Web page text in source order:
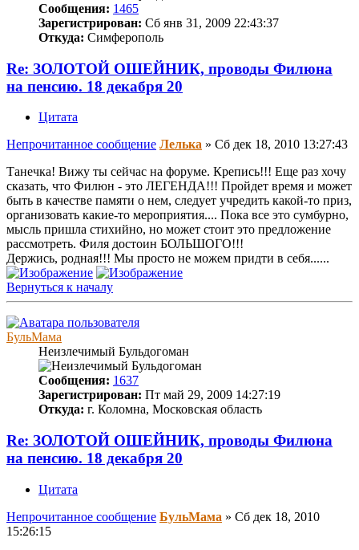
Сообщения: 1465
Зарегистрирован: Сб янв 31, 2009 22:43:37
Откуда: Симферополь
Re: ЗОЛОТОЙ ОШЕЙНИК, проводы Филюна
на пенсию. 18 декабря 20
Цитата
Непрочитанное сообщение Лелька » Сб дек 18, 2010 13:27:43
Танечка! Вижу ты сейчас на форуме. Крепись!!! Еще раз хочу
сказать, что Филюн - это ЛЕГЕНДА!!! Пройдет время и может
быть в качестве памяти о нем, следует учредить какой-то приз,
организовать какие-то мероприятия.... Пока все это сумбурно,
мысль пришла стихийно, но может стоит это предложение
рассмотреть. Филя достоин БОЛЬШОГО!!!
Держись, родная!!! Мы просто не можем придти в себя......
Вернуться к началу
БульМама
Неизлечимый Бульдогоман
Сообщения: 1637
Зарегистрирован: Пт май 29, 2009 14:27:19
Откуда: г. Коломна, Московская область
Re: ЗОЛОТОЙ ОШЕЙНИК, проводы Филюна
на пенсию. 18 декабря 20
Цитата
Непрочитанное сообщение БульМама » Сб дек 18, 2010
15:26:15